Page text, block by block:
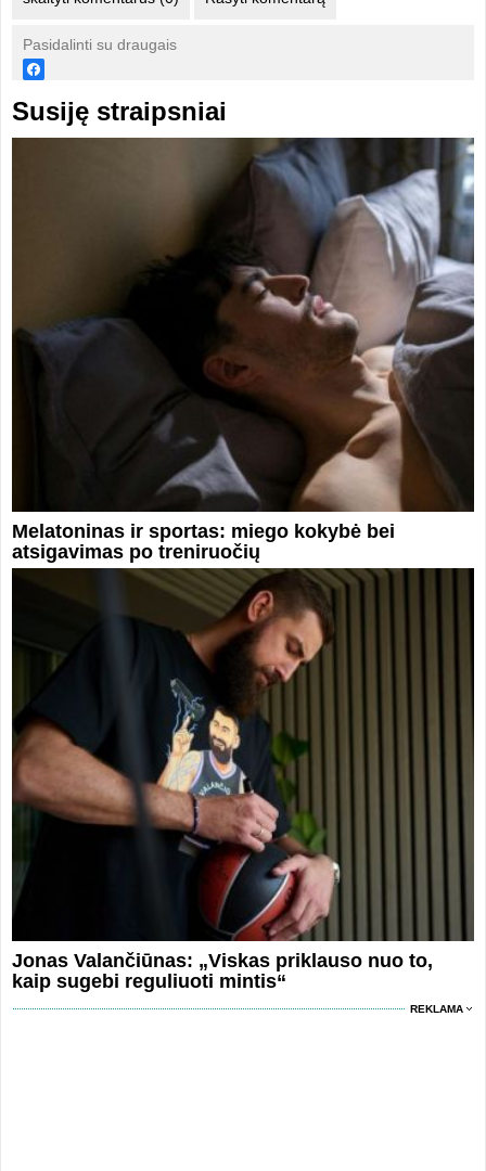
Pasidalinti su draugais
Susiję straipsniai
Melatoninas ir sportas: miego kokybė bei
atsigavimas po treniruočių
Jonas Valančiūnas: „Viskas priklauso nuo to,
kaip sugebi reguliuoti mintis“
REKLAMA